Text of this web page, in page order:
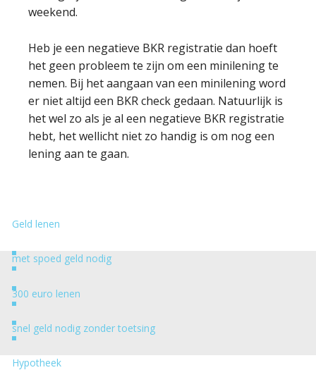
weekend.
Heb je een negatieve BKR registratie dan hoeft
het geen probleem te zijn om een minilening te
nemen. Bij het aangaan van een minilening word
er niet altijd een BKR check gedaan. Natuurlijk is
het wel zo als je al een negatieve BKR registratie
hebt, het wellicht niet zo handig is om nog een
lening aan te gaan.
Geld lenen
met spoed geld nodig
300 euro lenen
snel geld nodig zonder toetsing
Hypotheek